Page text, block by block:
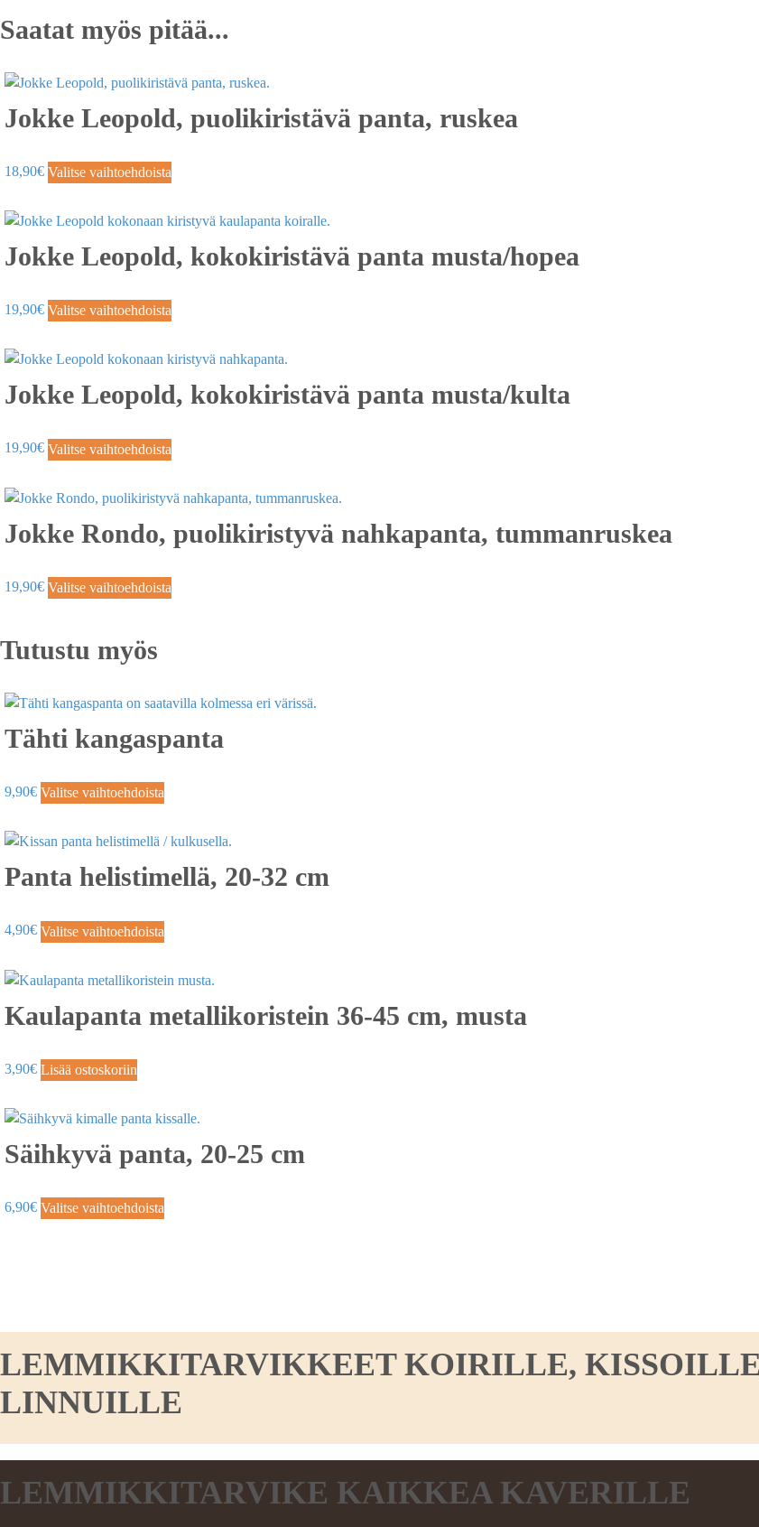
Saatat myös pitää...
Jokke Leopold, puolikiristävä panta, ruskea
18,90€ Valitse vaihtoehdoista
Jokke Leopold, kokokiristävä panta musta/hopea
19,90€ Valitse vaihtoehdoista
Jokke Leopold, kokokiristävä panta musta/kulta
19,90€ Valitse vaihtoehdoista
Jokke Rondo, puolikiristyvä nahkapanta, tummanruskea
19,90€ Valitse vaihtoehdoista
Tutustu myös
Tähti kangaspanta
9,90€ Valitse vaihtoehdoista
Panta helistimellä, 20-32 cm
4,90€ Valitse vaihtoehdoista
Kaulapanta metallikoristein 36-45 cm, musta
3,90€ Lisää ostoskoriin
Säihkyvä panta, 20-25 cm
6,90€ Valitse vaihtoehdoista
LEMMIKKITARVIKKEET KOIRILLE,
LINNUILLE
LEMMIKKITARVIKE KAIKKEA KAVERILLE